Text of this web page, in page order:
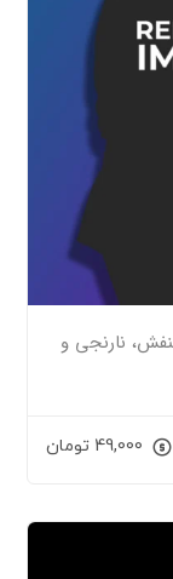
نارنجی و
49,000 تومان